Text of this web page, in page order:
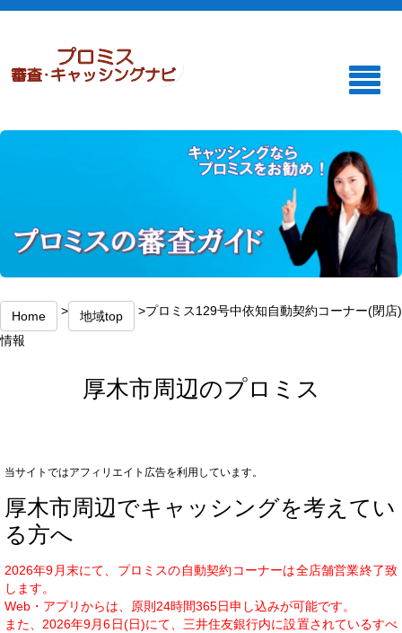
Home > 地域top >プロミス129号中依知自動契約コーナー(閉店)
情報
厚木市周辺のプロミス
当サイトではアフィリエイト広告を利用しています。
厚木市周辺でキャッシングを考えてい
る方へ
2026年9月末にて、プロミスの自動契約コーナーは全店舗営業終了致
します。
Web・アプリからは、原則24時間365日申し込みが可能です。
また、2026年9月6日(日)にて、三井住友銀行内に設置されているすべ